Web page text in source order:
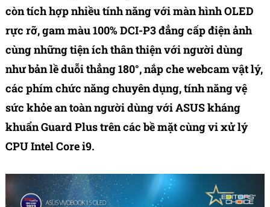
còn tích hợp nhiều tính năng với màn hình OLED
rực rỡ, gam màu 100% DCI-P3 đẳng cấp điện ảnh
cùng những tiện ích thân thiện với người dùng
như bản lề duỗi thẳng 180°, nắp che webcam vật lý,
các phím chức năng chuyên dụng, tính năng vệ
sức khỏe an toàn người dùng với ASUS kháng
khuẩn Guard Plus trên các bề mặt cùng vi xử lý
CPU Intel Core i9.